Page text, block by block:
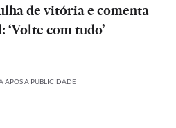
de vitória e comenta
‘Volte com tudo’
APÓS A PUBLICIDADE